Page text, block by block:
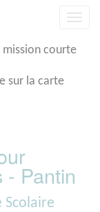
mission courte
sur la carte
- Pantin
Scolaire